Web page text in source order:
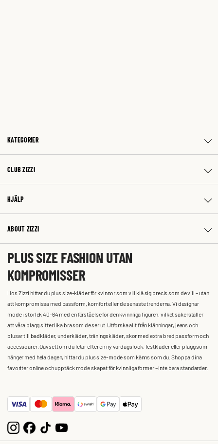
KATEGORIER
CLUB ZIZZI
HJÄLP
ABOUT ZIZZI
PLUS SIZE FASHION UTAN
KOMPROMISSER
Hos Zizzi hittar du plus size-kläder för kvinnor som vill klä sig precis som de vill – utan
att kompromissa med passform, komfort eller de senaste trenderna. Vi designar
mode i storlek 40-64 med en förståelse för den kvinnliga figuren, vilket säkerställer
att våra plagg sitter lika bra som de ser ut. Utforska allt från klänningar, jeans och
blusar till badkläder, underkläder, träningskläder, skor med extra bred passform och
accessoarer. Oavsett om du letar efter en ny vardagslook, festkläder eller plagg som
hänger med hela dagen, hittar du plus size-mode som känns som du. Shoppa dina
favoriter online och upptäck mode skapat för kvinnliga former – inte bara standarder.